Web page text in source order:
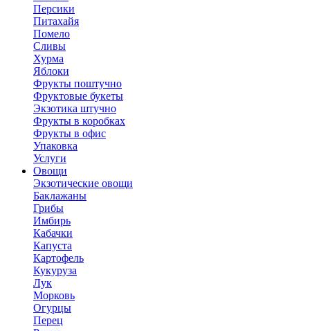
Персики
Питахайя
Помело
Сливы
Хурма
Яблоки
Фрукты поштучно
Фруктовые букеты
Экзотика штучно
Фрукты в коробках
Фрукты в офис
Упаковка
Услуги
Овощи
Экзотические овощи
Баклажаны
Грибы
Имбирь
Кабачки
Капуста
Картофель
Кукуруза
Лук
Морковь
Огурцы
Перец